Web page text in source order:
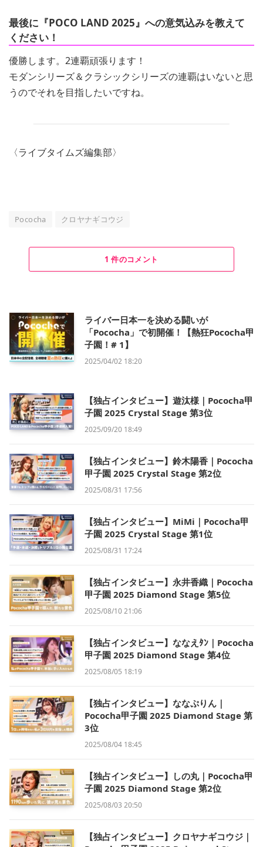
最後に『POCO LAND 2025』への意気込みを教えて
ください！
優勝します。2連覇頑張ります！
モダンシリーズ＆クラシックシリーズの連覇はいないと思
うのでそれを目指したいですね。
〈ライブタイムズ編集部〉
Pococha クロヤナギコウジ
1 件のコメント
ライバー日本一を決める闘いが
「Pococha」で初開催！【熱狂Pococha甲
子園！# 1】
2025/04/02 18:20
【独占インタビュー】遊汰様｜Pococha甲
子園 2025 Crystal Stage 第3位
2025/09/20 18:49
【独占インタビュー】鈴木陽香｜Pococha
甲子園 2025 Crystal Stage 第2位
2025/08/31 17:56
【独占インタビュー】MiMi｜Pococha甲
子園 2025 Crystal Stage 第1位
2025/08/31 17:24
【独占インタビュー】永井香織｜Pococha
甲子園 2025 Diamond Stage 第5位
2025/08/10 21:06
【独占インタビュー】ななえﾀﾝ｜Pococha
甲子園 2025 Diamond Stage 第4位
2025/08/05 18:19
【独占インタビュー】ななぷりん｜
Pococha甲子園 2025 Diamond Stage 第
3位
2025/08/04 18:45
【独占インタビュー】しの丸｜Pococha甲
子園 2025 Diamond Stage 第2位
2025/08/03 20:50
【独占インタビュー】クロヤナギコウジ｜